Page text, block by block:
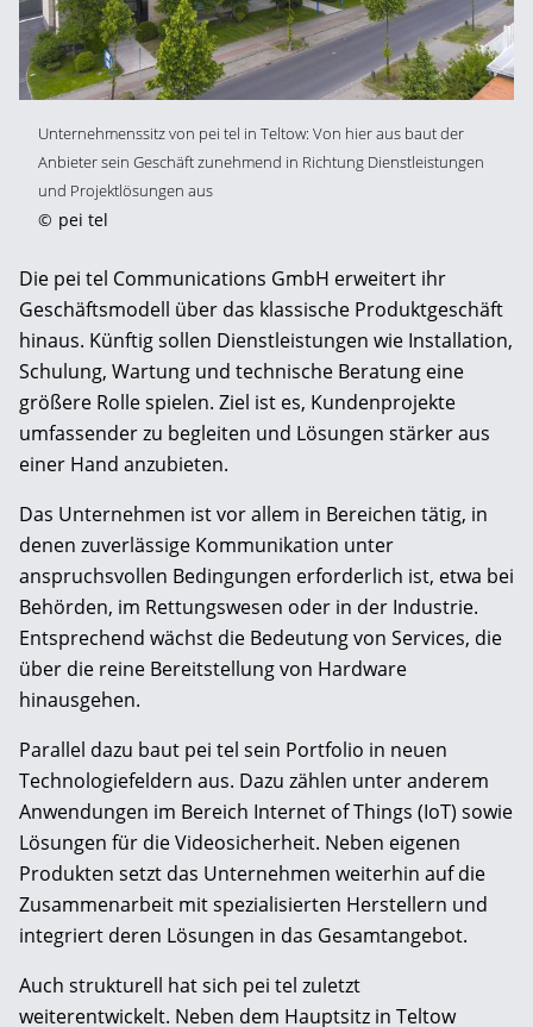
Unternehmenssitz von pei tel in Teltow: Von hier aus baut der
Anbieter sein Geschäft zunehmend in Richtung Dienstleistungen
und Projektlösungen aus
© pei tel
Die pei tel Communications GmbH erweitert ihr
Geschäftsmodell über das klassische Produktgeschäft
hinaus. Künftig sollen Dienstleistungen wie Installation,
Schulung, Wartung und technische Beratung eine
größere Rolle spielen. Ziel ist es, Kundenprojekte
umfassender zu begleiten und Lösungen stärker aus
einer Hand anzubieten.
Das Unternehmen ist vor allem in Bereichen tätig, in
denen zuverlässige Kommunikation unter
anspruchsvollen Bedingungen erforderlich ist, etwa bei
Behörden, im Rettungswesen oder in der Industrie.
Entsprechend wächst die Bedeutung von Services, die
über die reine Bereitstellung von Hardware
hinausgehen.
Parallel dazu baut pei tel sein Portfolio in neuen
Technologiefeldern aus. Dazu zählen unter anderem
Anwendungen im Bereich Internet of Things (IoT) sowie
Lösungen für die Videosicherheit. Neben eigenen
Produkten setzt das Unternehmen weiterhin auf die
Zusammenarbeit mit spezialisierten Herstellern und
integriert deren Lösungen in das Gesamtangebot.
Auch strukturell hat sich pei tel zuletzt
weiterentwickelt. Neben dem Hauptsitz in Teltow